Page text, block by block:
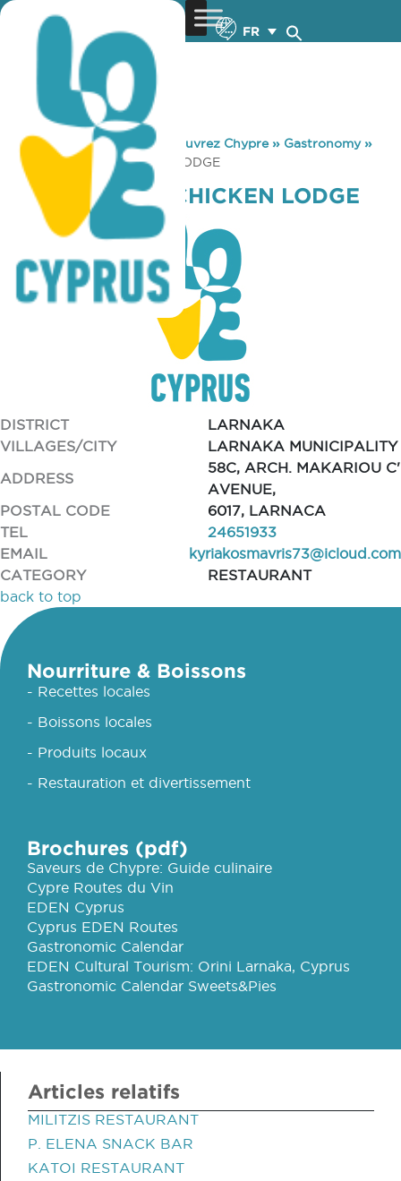
FR
You are here: Home »Découvrez Chypre» Gastronomy»
A. & K. MAVRIS CHICKEN LODGE
A. & K. MAVRIS CHICKEN LODGE
DISTRICT
LARNAKA
VILLAGES/CITY
LARNAKA MUNICIPALITY
ADDRESS
58C, ARCH. MAKARIOU C'
AVENUE,
POSTAL CODE
6017, LARNACA
TEL
24651933
EMAIL
kyriakosmavris73@icloud.com
CATEGORY
RESTAURANT
back to top
Nourriture & Boissons
- Recettes locales
- Boissons locales
- Produits locaux
- Restauration et divertissement
Brochures (pdf)
Saveurs de Chypre: Guide culinaire
Cypre Routes du Vin
EDEN Cyprus
Cyprus EDEN Routes
Gastronomic Calendar
EDEN Cultural Tourism: Orini Larnaka, Cyprus
Gastronomic Calendar Sweets&Pies
Articles relatifs
MILITZIS RESTAURANT
P. ELENA SNACK BAR
KATOI RESTAURANT